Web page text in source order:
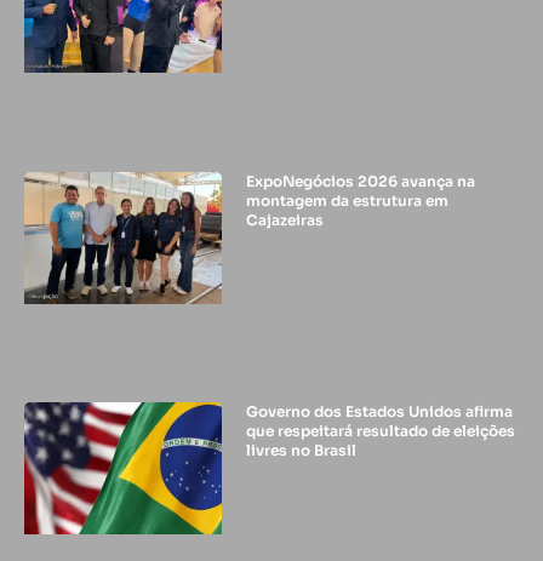
ExpoNegócios 2026 avança na
montagem da estrutura em
Cajazeiras
Governo dos Estados Unidos afirma
que respeitará resultado de eleições
livres no Brasil